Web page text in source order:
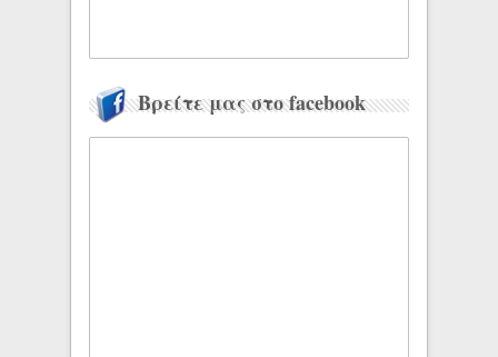
Βρείτε μας στο facebook